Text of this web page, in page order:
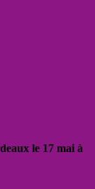
le 17 mai à